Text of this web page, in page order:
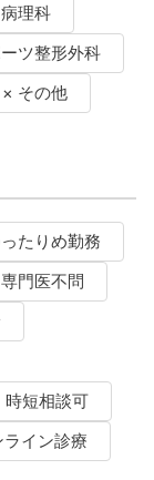
理科
ツ整形外科
その他
たりめ勤務
門医不問
時短相談可
イン診療